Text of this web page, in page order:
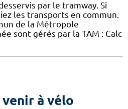
par le tramway. Si
les transports en commun.
de la Métropole
sont gérés par la TAM : Calc
à vélo